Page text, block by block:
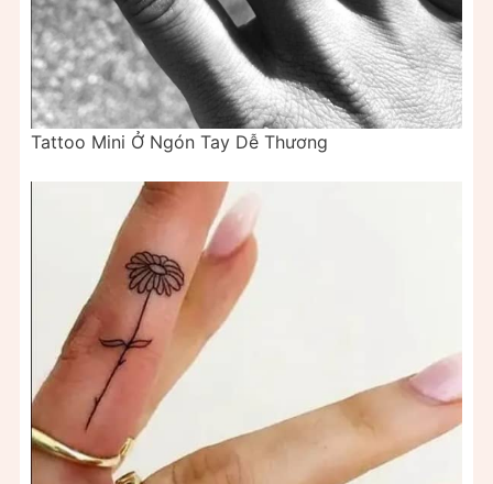
Tattoo Mini Ở Ngón Tay Dễ Thương